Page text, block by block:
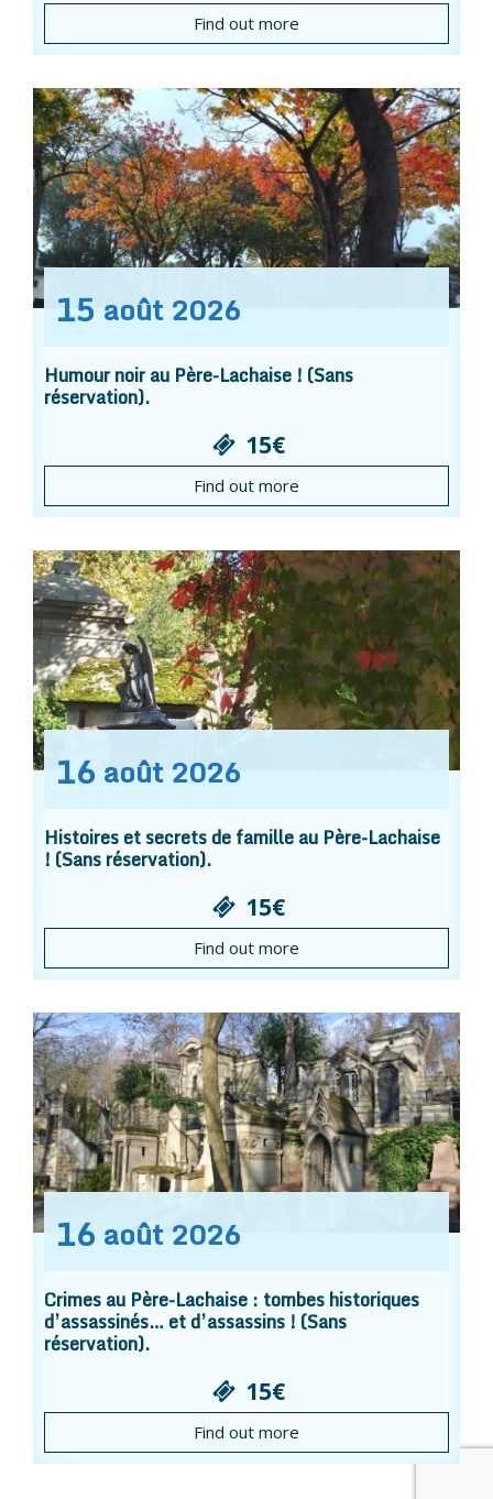
Find out more
15 août 2026
Humour noir au Père-Lachaise ! (Sans
réservation).
15€
Find out more
16 août 2026
Histoires et secrets de famille au Père-Lachaise
! (Sans réservation).
15€
Find out more
16 août 2026
Crimes au Père-Lachaise : tombes historiques
d’assassinés… et d’assassins ! (Sans
réservation).
15€
Find out more